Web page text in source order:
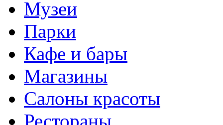
Музеи
Парки
Кафе и бары
Магазины
Салоны красоты
Рестораны